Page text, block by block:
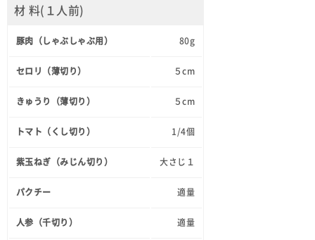
材 料(１人前)
豚肉（しゃぶしゃぶ用） 80g
セロリ（薄切り） ５cm
きゅうり（薄切り） ５cm
トマト（くし切り） 1/4個
紫玉ねぎ（みじん切り） 大さじ１
パクチー 適量
人参（千切り） 適量